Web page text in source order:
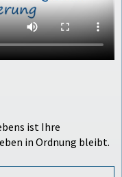
ist Ihre
in Ordnung bleibt.